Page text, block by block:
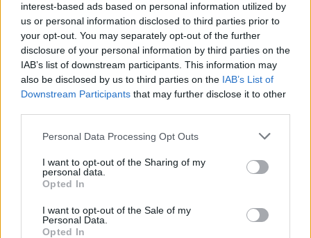
interest-based ads based on personal information utilized by
us or personal information disclosed to third parties prior to
your opt-out. You may separately opt-out of the further
disclosure of your personal information by third parties on the
IAB’s list of downstream participants. This information may
also be disclosed by us to third parties on the IAB’s List of
Downstream Participants that may further disclose it to other
Please note that this website/app uses one or more Google
not limited to your visit or usage behaviour. You may click to
grant or deny consent to Google and its third-party tags to
use your data for below specified purposes in below Google
consent section.
Personal Data Processing Opt Outs
I want to opt-out of the Sharing of my
personal data.
Opted In
I want to opt-out of the Sale of my
Personal Data.
Opted In
Paris Saint-Germainvs
Manchester United
Felkészülési szezon 4. mérkőzés
Nya Ullevi, Göteborg
2026-08-08 17:00
AC MilanvsManchester United
ELŐZŐ MÉRKŐZÉSEK